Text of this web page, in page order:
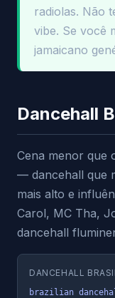
radiolas. Não
vibe. Se você
jamaicano
Dancehall
Cena menor que
— dancehall que
mais alto e
Carol, MC Tha,
dancehall
DANCEHALL
brazilian